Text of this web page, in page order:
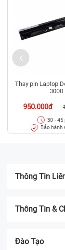
Thay pin Laptop
3000
950.000đ
30 - 45
Bảo hành
Thông Tin
Thông Tin &
Đào Tạo